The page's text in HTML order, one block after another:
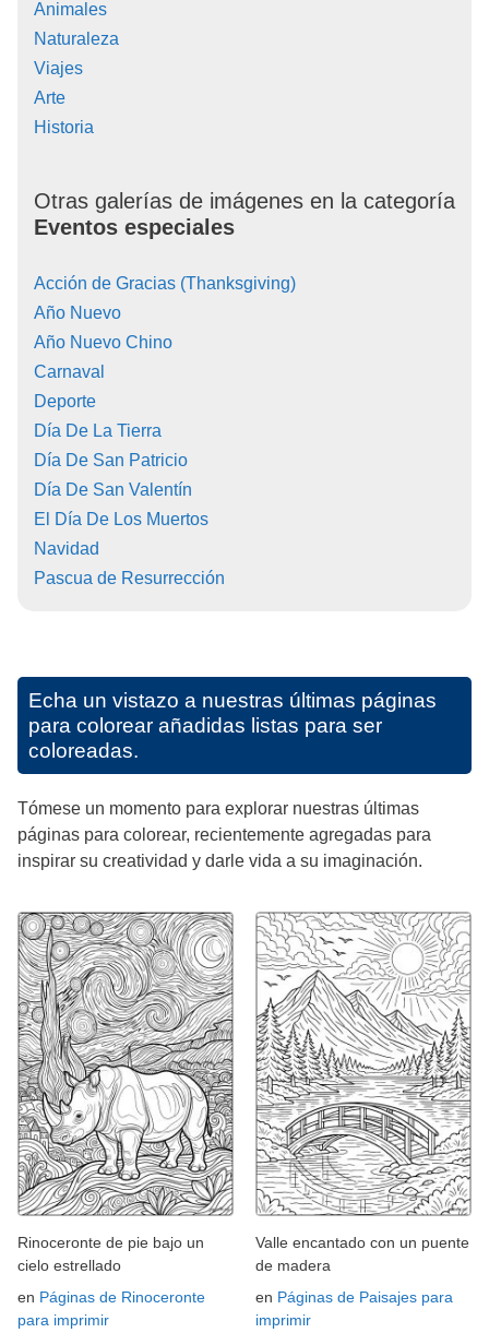
Animales
Naturaleza
Viajes
Arte
Historia
Otras galerías de imágenes en la categoría
Eventos especiales
Acción de Gracias (Thanksgiving)
Año Nuevo
Año Nuevo Chino
Carnaval
Deporte
Día De La Tierra
Día De San Patricio
Día De San Valentín
El Día De Los Muertos
Navidad
Pascua de Resurrección
Echa un vistazo a nuestras últimas páginas
para colorear añadidas listas para ser
coloreadas.
Tómese un momento para explorar nuestras últimas
páginas para colorear, recientemente agregadas para
inspirar su creatividad y darle vida a su imaginación.
Rinoceronte de pie bajo un
cielo estrellado
en Páginas de Rinoceronte
para imprimir
Valle encantado con un puente
de madera
en Páginas de Paisajes para
imprimir